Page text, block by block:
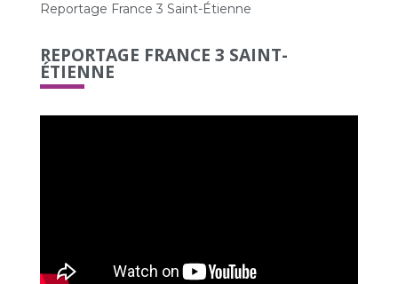
Reportage France 3 Saint-Étienne
REPORTAGE FRANCE 3 SAINT-
ÉTIENNE